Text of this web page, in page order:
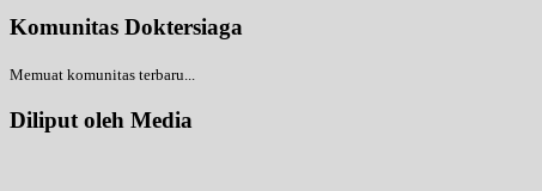
Komunitas Doktersiaga
Memuat komunitas terbaru...
Diliput oleh Media